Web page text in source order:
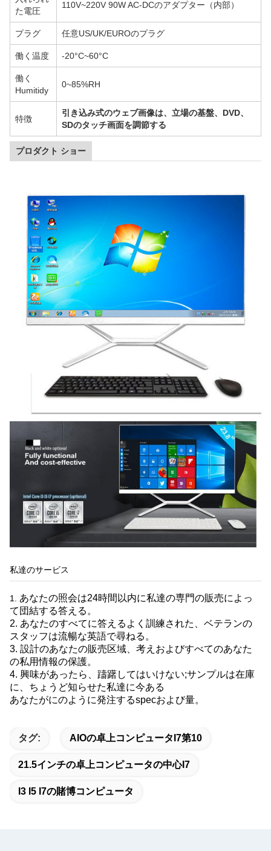
た電圧
110V~220V 90W AC-DCのアダプター（内部）
プラグ 任意US/UK/EUROのプラグ
働く温度 -20°C~60°C
働く
Humitidy
0~85%RH
特徴
引き込み式のウェブ画像は、立場の基盤、DVD、
SDのタッチ画面を調節する
プロダクト ショー
私達のサービス
1. あなたの照会は24時間以内に私達の専門の販売によっ
て団結する答える。
2. あなたのすべてに答えるよく訓練された、ベテランの
スタッフは流暢な英語で尋ねる。
3. 設計のあなたの販売区域、考えおよびすべてのあなた
の私用情報の保護。
4. 興味があったら、躊躇してはいけない;サンプルは在庫
に、ちょうど知らせた私達に今ある
あなたがにのように発注するspecおよび量。
タグ: AIOの卓上コンピュータi7第10
21.5インチの卓上コンピュータの中心i7
I3 I5 I7の賭博コンピュータ